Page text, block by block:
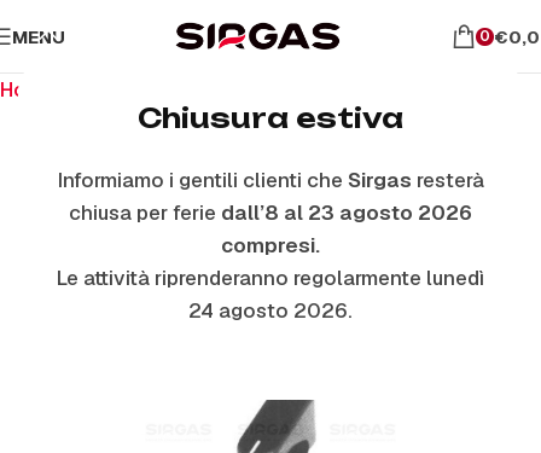
Chiusura estiva
Informiamo i gentili clienti che Sirgas resterà
chiusa per ferie dall’8 al 23 agosto 2026
compresi.
Le attività riprenderanno regolarmente lunedì
24 agosto 2026.
MENU 0 €
Home